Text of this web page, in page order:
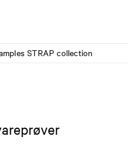
STRAP collection